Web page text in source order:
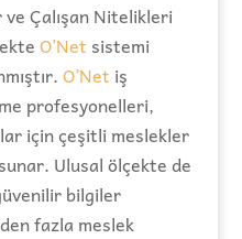
Çalışan Nitelikleri
O’Net sistemi
O’Net iş
profesyonelleri,
için çeşitli meslekler
Ulusal ölçekte de
bilgiler
fazla meslek